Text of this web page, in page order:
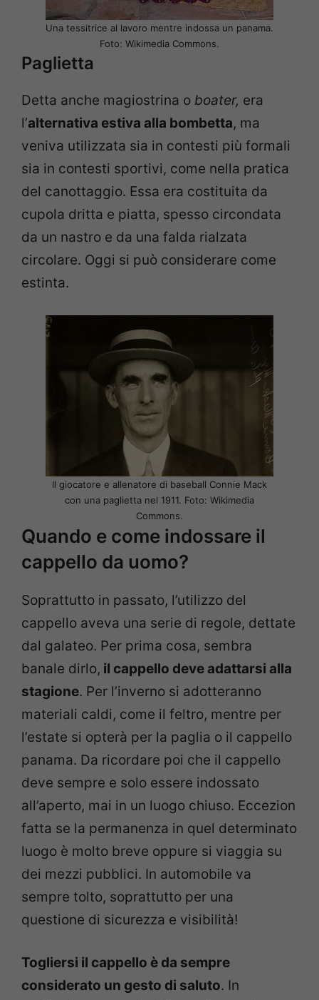
Una tessitrice al lavoro mentre indossa un panama.
Foto: Wikimedia Commons.
Paglietta
Detta anche magiostrina o boater, era
l’alternativa estiva alla bombetta, ma
veniva utilizzata sia in contesti più formali
sia in contesti sportivi, come nella pratica
del canottaggio. Essa era costituita da
cupola dritta e piatta, spesso circondata
da un nastro e da una falda rialzata
circolare. Oggi si può considerare come
estinta.
Il giocatore e allenatore di baseball Connie Mack
con una paglietta nel 1911. Foto: Wikimedia
Commons.
Quando e come indossare il
cappello da uomo?
Soprattutto in passato, l’utilizzo del
cappello aveva una serie di regole, dettate
dal galateo. Per prima cosa, sembra
banale dirlo, il cappello deve adattarsi alla
stagione. Per l’inverno si adotteranno
materiali caldi, come il feltro, mentre per
l’estate si opterà per la paglia o il cappello
panama. Da ricordare poi che il cappello
deve sempre e solo essere indossato
all’aperto, mai in un luogo chiuso. Eccezion
fatta se la permanenza in quel determinato
luogo è molto breve oppure si viaggia su
dei mezzi pubblici. In automobile va
sempre tolto, soprattutto per una
questione di sicurezza e visibilità!
Togliersi il cappello è da sempre
considerato un gesto di saluto. In